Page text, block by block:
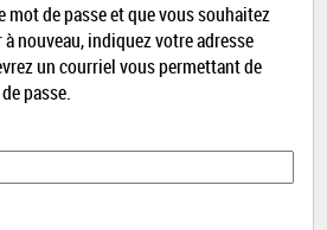
mot de passe et que vous souhaitez
nouveau, indiquez votre adresse
un courriel vous permettant de
passe.